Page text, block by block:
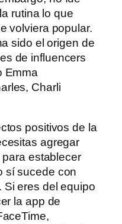
rutina lo que
volviera popular.
sido el origen de
de influencers
Emma
Charli
positivos de la
agregar
establecer
sí sucede con
eres del equipo
la app de